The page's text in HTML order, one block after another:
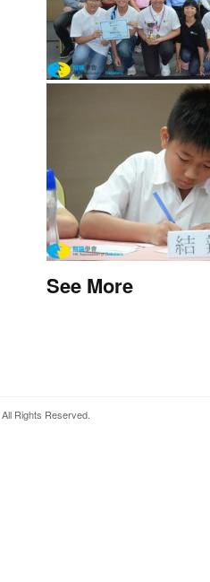
See More
All Rights Reserved.